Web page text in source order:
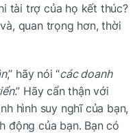
tài trợ của họ kết thúc?
quan trọng hơn, thời
,” hãy nói “các doanh
.” Hãy cẩn thận với
hình suy nghĩ của bạn,
động của bạn. Bạn có